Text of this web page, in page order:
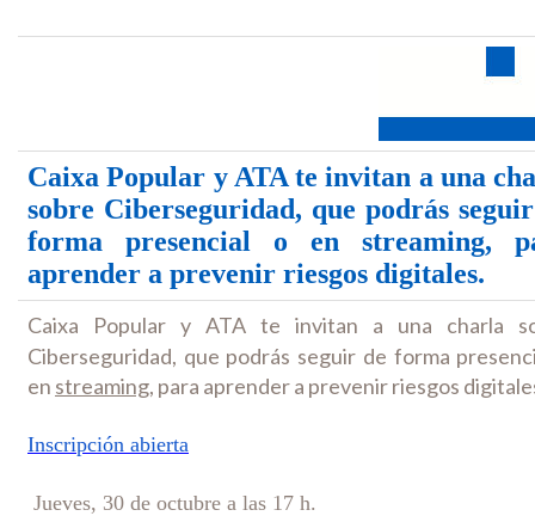
Caixa Popular y ATA te invitan a una
sobre Ciberseguridad, que podrás
forma presencial o en streaming,
aprender a prevenir riesgos digitales.
Caixa Popular y ATA te invitan a una charla
Ciberseguridad, que podrás seguir de forma
en streaming, para aprender a prevenir riesgos
Inscripción abierta
Jueves, 30 de octubre a las 17 h.